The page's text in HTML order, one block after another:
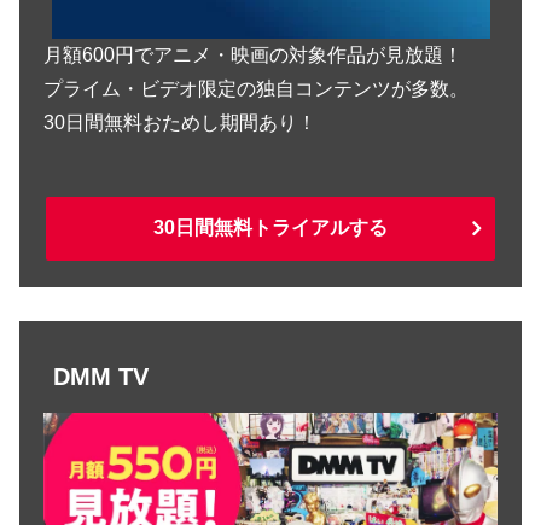
月額600円でアニメ・映画の対象作品が見放題！
プライム・ビデオ限定の独自コンテンツが多数。
30日間無料おためし期間あり！
30日間無料トライアルする
DMM TV